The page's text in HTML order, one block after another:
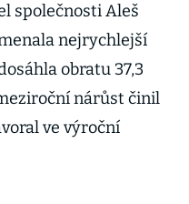
společnosti Aleš
nejrychlejší
obratu 37,3
nárůst činil
ve výroční